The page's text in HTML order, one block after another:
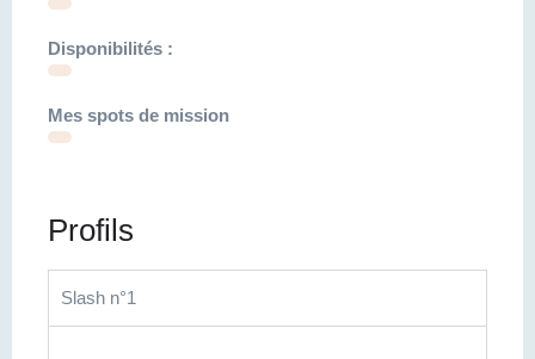
Disponibilités :
Mes spots de mission
Profils
Slash n°1